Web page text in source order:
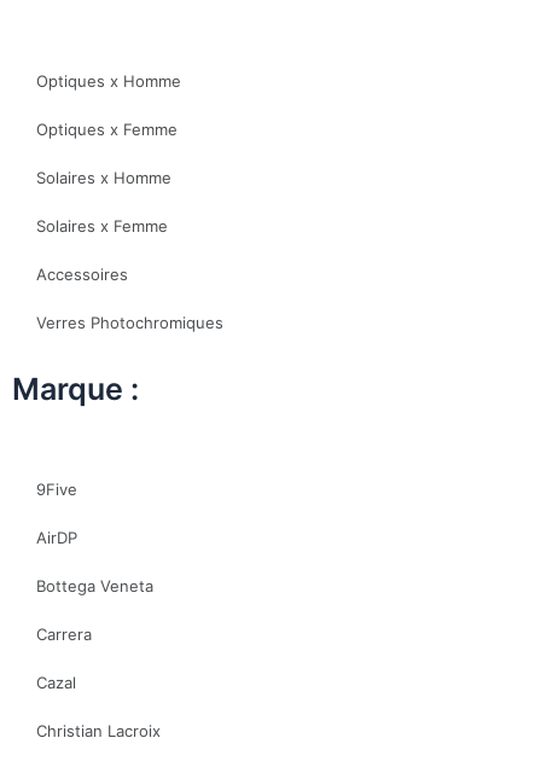
Optiques x Homme
Optiques x Femme
Solaires x Homme
Solaires x Femme
Accessoires
Verres Photochromiques
Marque :
9Five
AirDP
Bottega Veneta
Carrera
Cazal
Christian Lacroix